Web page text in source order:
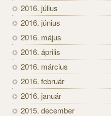
2016. július
2016. június
2016. május
2016. április
2016. március
2016. február
2016. január
2015. december